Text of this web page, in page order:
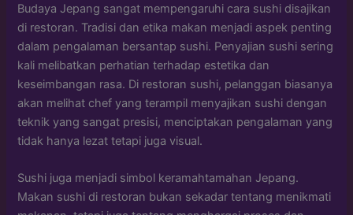
Budaya Jepang sangat mempengaruhi cara sushi disajikan
di restoran. Tradisi dan etika makan menjadi aspek penting
dalam pengalaman bersantap sushi. Penyajian sushi sering
kali melibatkan perhatian terhadap estetika dan
keseimbangan rasa. Di restoran sushi, pelanggan biasanya
akan melihat chef yang terampil menyajikan sushi dengan
teknik yang sangat presisi, menciptakan pengalaman yang
tidak hanya lezat tetapi juga visual.
Sushi juga menjadi simbol keramahtamahan Jepang.
Makan sushi di restoran bukan sekadar tentang menikmati